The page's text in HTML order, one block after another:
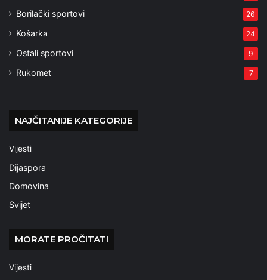
Borilački sportovi 26
Košarka 24
Ostali sportovi 9
Rukomet 7
NAJČITANIJE KATEGORIJE
Vijesti
Dijaspora
Domovina
Svijet
MORATE PROČITATI
Vijesti